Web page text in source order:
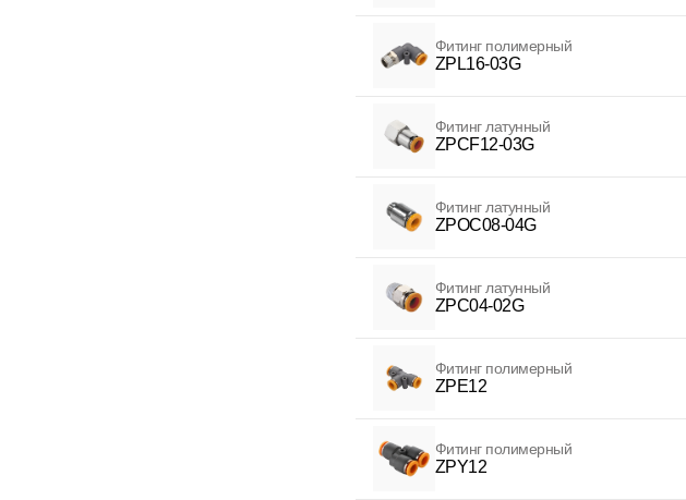
Фитинг полимерный
ZPL16-03G
Фитинг латунный
ZPCF12-03G
Фитинг латунный
ZPOC08-04G
Фитинг латунный
ZPC04-02G
Фитинг полимерный
ZPE12
Фитинг полимерный
ZPY12